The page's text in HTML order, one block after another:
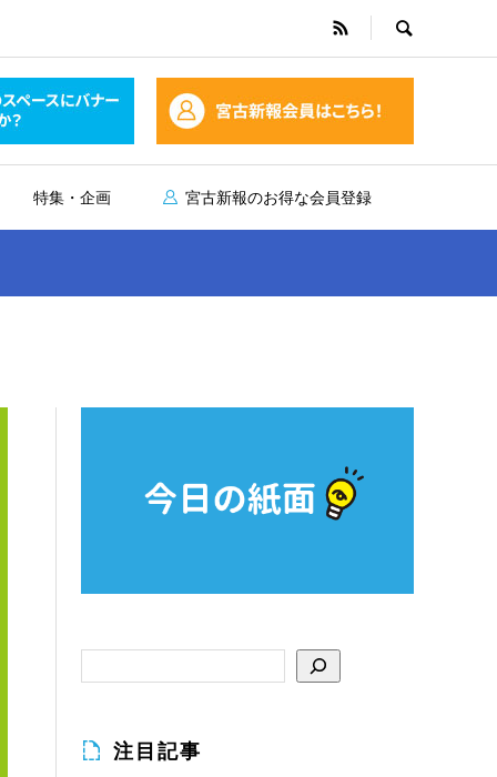
特集・企画 宮古新報のお得な会員登録
注目記事